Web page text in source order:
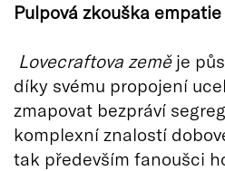
Pulpová zkouška empatie
Lovecraftova zeměje
díky svému propojení
zmapovat bezpráví
komplexní znalostí
tak především fanoušci